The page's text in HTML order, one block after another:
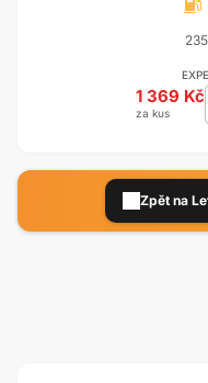
1 369 Kč
za kus
Zpět na